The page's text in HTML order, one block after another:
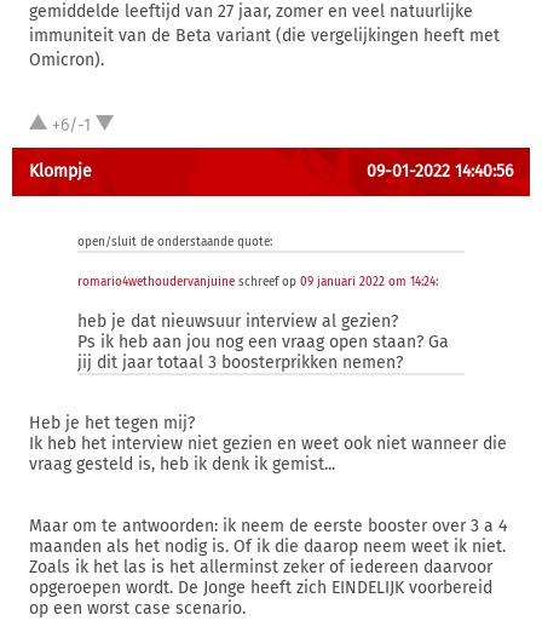
gemiddelde leeftijd van 27 jaar, zomer en veel natuurlijke
immuniteit van de Beta variant (die vergelijkingen heeft met
Omicron).
+6/-1
Klompje 09-01-2022 14:40:56
open/sluit de onderstaande quote:
romario4wethoudervanjuine schreef op 09 januari 2022 om 14:24:
heb je dat nieuwsuur interview al gezien?
Ps ik heb aan jou nog een vraag open staan? Ga
jij dit jaar totaal 3 boosterprikken nemen?
Heb je het tegen mij?
Ik heb het interview niet gezien en weet ook niet wanneer die
vraag gesteld is, heb ik denk ik gemist...
Maar om te antwoorden: ik neem de eerste booster over 3 a 4
maanden als het nodig is. Of ik die daarop neem weet ik niet.
Zoals ik het las is het allerminst zeker of iedereen daarvoor
opgeroepen wordt. De Jonge heeft zich EINDELIJK voorbereid
op een worst case scenario.